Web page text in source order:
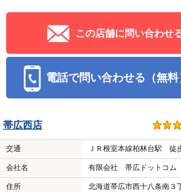
この店舗に問い合わせ
電話で問い合わせる（無料
帯広西店
交通 ＪＲ根室本線柏林台駅 徒
会社名 有限会社 帯広ドットコム
住所 北海道帯広市西十八条南３